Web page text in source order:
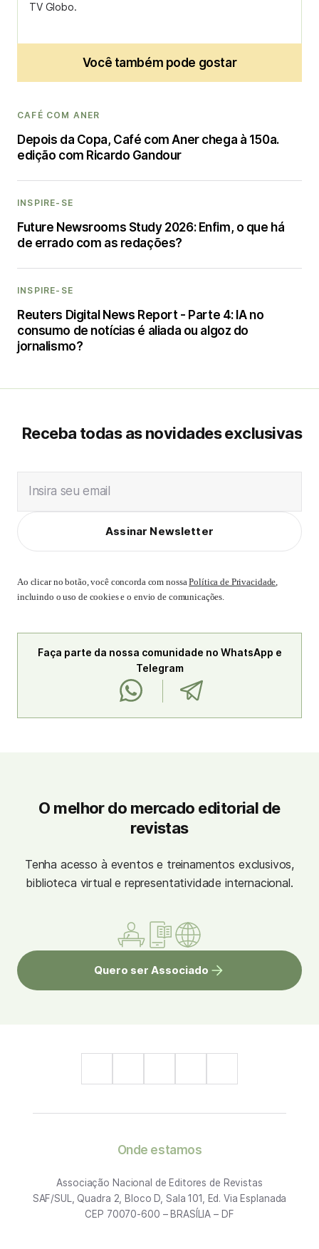
TV Globo.
Você também pode gostar
CAFÉ COM ANER
Depois da Copa, Café com Aner chega à 150a.
edição com Ricardo Gandour
INSPIRE-SE
Future Newsrooms Study 2026: Enfim, o que há
de errado com as redações?
INSPIRE-SE
Reuters Digital News Report - Parte 4: IA no
consumo de notícias é aliada ou algoz do
jornalismo?
Receba todas as novidades exclusivas
Insira seu email
Assinar Newsletter
Ao clicar no botão, você concorda com nossaPolítica de Privacidade,
incluindo o uso de cookies e o envio de comunicações.
Faça parte da nossa comunidade no WhatsApp e
Telegram
O melhor do mercado editorial de
revistas
Tenha acesso à eventos e treinamentos exclusivos,
biblioteca virtual e representatividade internacional.
Quero ser Associado
Onde estamos
Associação Nacional de Editores de Revistas
SAF/SUL, Quadra 2, Bloco D, Sala 101, Ed. Via Esplanada
CEP 70070-600 – BRASÍLIA – DF